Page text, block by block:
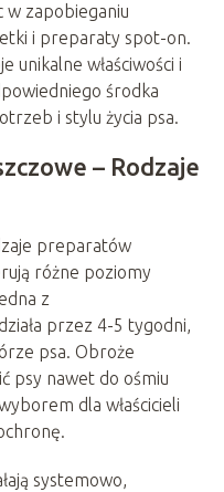
zapobieganiu
i preparaty spot-on.
unikalne właściwości i
środka
i stylu życia psa.
– Rodzaje
preparatów
różne poziomy
z
przez 4-5 tygodni,
psa. Obroże
psy nawet do ośmiu
dla właścicieli
systemowo,